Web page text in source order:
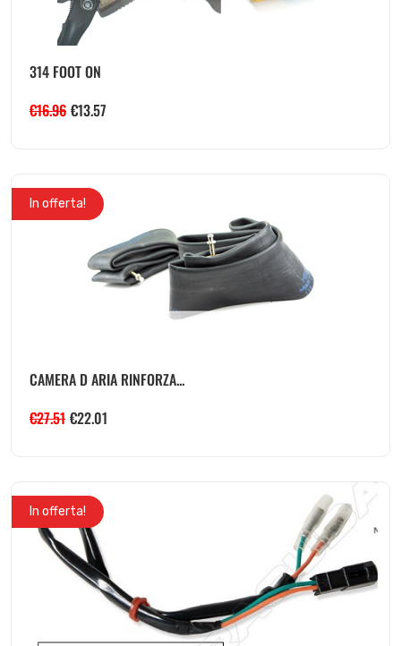
314 FOOT ON
€16.96 €13.57
In offerta!
CAMERA D ARIA RINFORZA...
€27.51 €22.01
In offerta!